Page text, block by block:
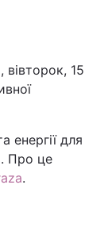
15
енергії для
Про це
.